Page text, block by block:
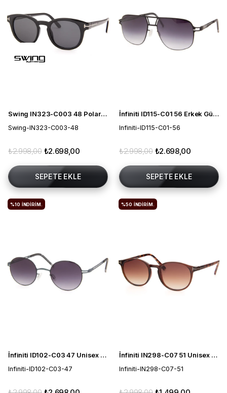
Swing IN323-C003 48 Polarize Unisex Güneş Gözlüğü
Swing-IN323-C003-48
₺2.698,00
₺2.998,00
SEPETE EKLE
İnfiniti ID115-C01 56 Erkek Güneş Gözlüğü
Infiniti-ID115-C01-56
₺2.698,00
₺2.998,00
SEPETE EKLE
İnfiniti ID102-C03 47 Unisex Güneş Gözlüğü
Infiniti-ID102-C03-47
%10 İNDIRIM.
İnfiniti IN298-C07 51 Unisex Güneş Gözlüğü
Infiniti-IN298-C07-51
%50 İNDIRIM.